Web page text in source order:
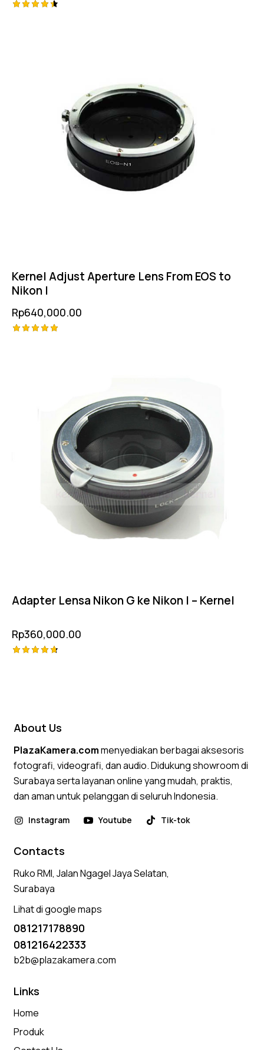
Kernel Adjust Aperture Lens From EOS to
Nikon I
Rp640,000.00
Adapter Lensa Nikon G ke Nikon I – Kernel
Rp360,000.00
About Us
PlazaKamera.commenyediakan berbagai aksesoris
fotografi, videografi, dan audio. Didukung showroom di
Surabaya serta layanan online yang mudah, praktis,
dan aman untuk pelanggan di seluruh Indonesia.
Instagram Youtube Tik-tok
Contacts
Ruko RMI, Jalan Ngagel Jaya Selatan,
Surabaya
Lihat di google maps
081217178890
081216422333
b2b@plazakamera.com
Links
Home
Produk